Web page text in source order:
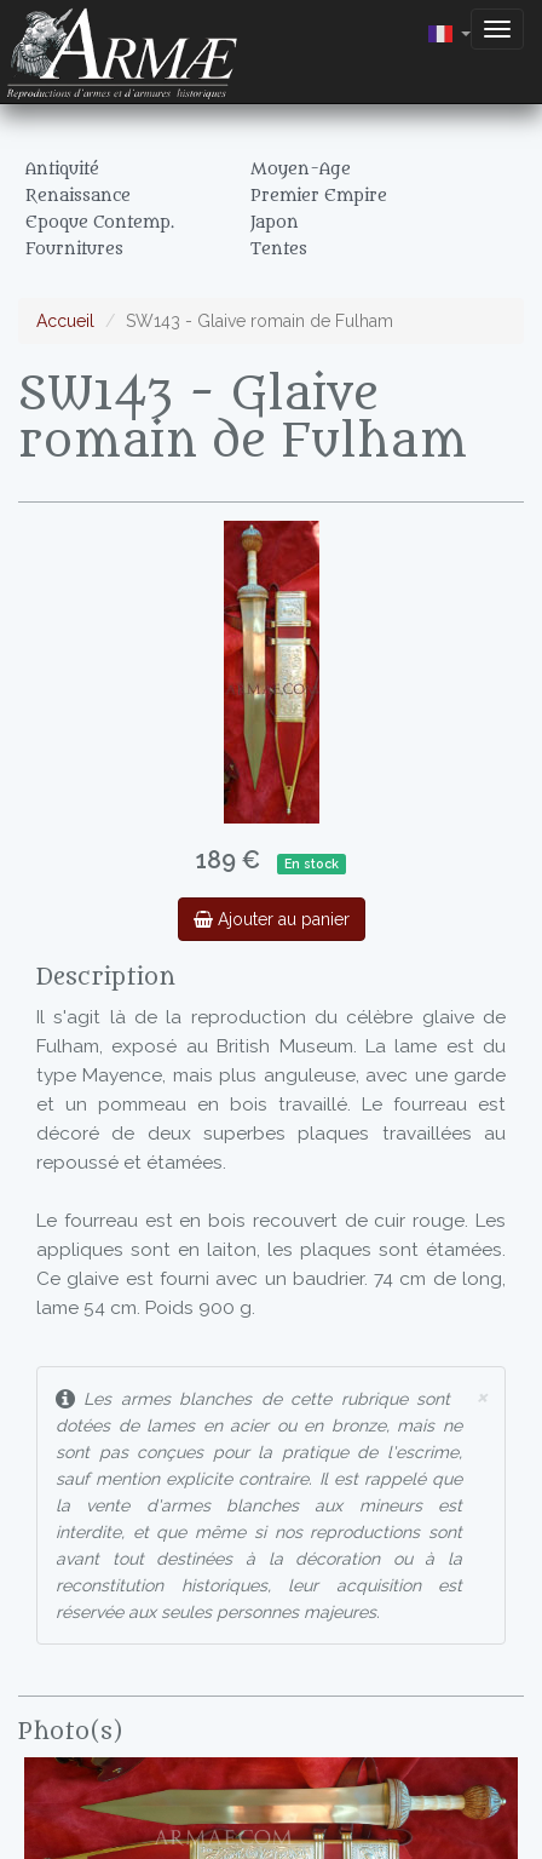
Antiquité
Moyen-Age
Renaissance
Premier Empire
Epoque Contemp.
Japon
Fournitures
Tentes
Accueil SW143 - Glaive romain de Fulham
SW143 - Glaive
romain de Fulham
189 € En stock
Ajouter au panier
Description
Il s'agit là de la reproduction du célèbre glaive de
Fulham, exposé au British Museum. La lame est du
type Mayence, mais plus anguleuse, avec une garde
et un pommeau en bois travaillé. Le fourreau est
décoré de deux superbes plaques travaillées au
repoussé et étamées.
Le fourreau est en bois recouvert de cuir rouge. Les
appliques sont en laiton, les plaques sont étamées.
Ce glaive est fourni avec un baudrier. 74 cm de long,
lame 54 cm. Poids 900 g.
×
Les armes blanches de cette rubrique sont
dotées de lames en acier ou en bronze, mais ne
sont pas conçues pour la pratique de l'escrime,
sauf mention explicite contraire. Il est rappelé que
la vente d'armes blanches aux mineurs est
interdite, et que même si nos reproductions sont
avant tout destinées à la décoration ou à la
reconstitution historiques, leur acquisition est
réservée aux seules personnes majeures.
Photo(s)